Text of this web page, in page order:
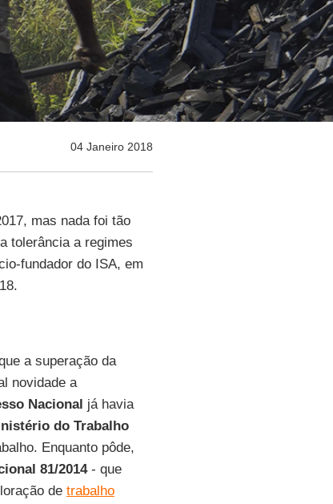
04 Janeiro 2018
mas nada foi tão
tolerância a regimes
fundador do ISA, em
a superação da
novidade a
Nacional já havia
do Trabalho
Enquanto pôde,
81/2014- que
de trabalho